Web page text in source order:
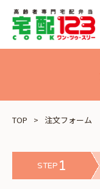
TOP 注文フォーム
STEP 1